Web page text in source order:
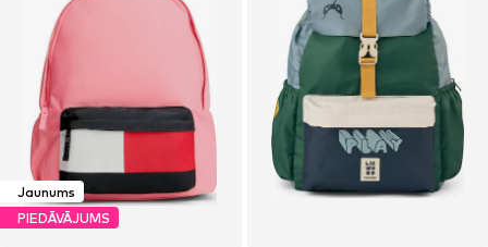
Jaunums
PIEDĀVĀJUMS